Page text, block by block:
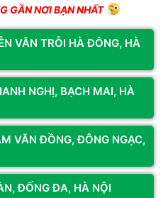
GẦN NƠI BẠN NHẤT
VĂN TRỖI HÀ ĐÔNG, HÀ
NGHỊ, BẠCH MAI, HÀ
VĂN ĐỒNG, ĐÔNG NGẠC,
ĐỐNG ĐA, HÀ NỘI